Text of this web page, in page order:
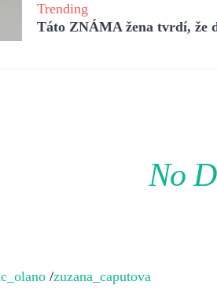
Trending
Táto ZNÁMA žena tvrdí, že
No
/zuzana_caputova